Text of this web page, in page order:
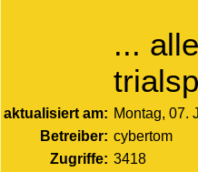
...
aktualisiert am: Montag, 07.
Betreiber: cybertom
Zugriffe: 3418